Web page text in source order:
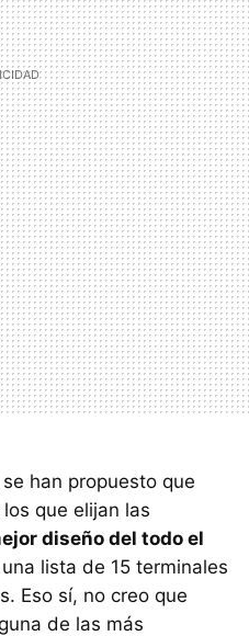
se han propuesto que
que elijan las
diseño del todo el
lista de 15 terminales
Eso sí, no creo que
de las más